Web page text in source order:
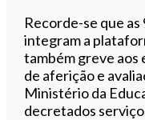
Recorde-se que
integram a
também greve aos
de aferição e
Ministério da
decretados